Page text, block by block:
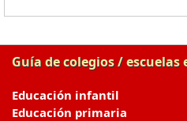
Guía de colegios / escuelas
Educación infantil
Educación primaria